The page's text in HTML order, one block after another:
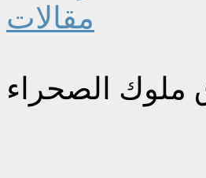
مقالات
ملوك الصحراء